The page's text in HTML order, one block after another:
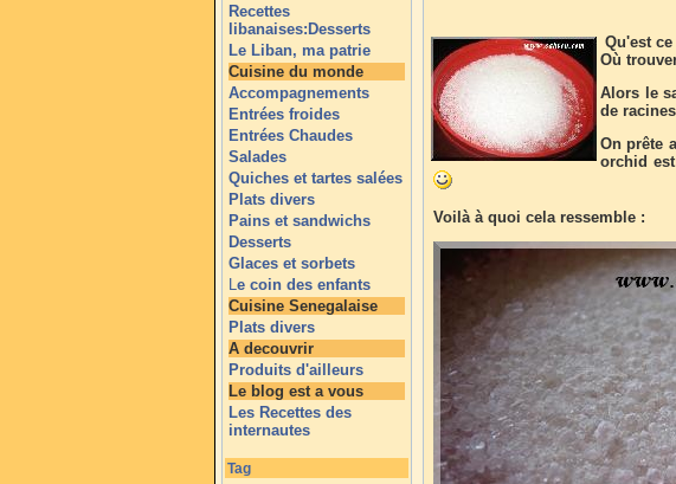
Recettes
libanaises:Desserts
Le Liban, ma patrie
Cuisine du monde
Accompagnements
Entrées froides
Entrées Chaudes
Salades
Quiches et tartes salées
Plats divers
Pains et sandwichs
Desserts
Glaces et sorbets
Le coin des enfants
Cuisine Senegalaise
Plats divers
A decouvrir
Produits d'ailleurs
Le blog est a vous
Les Recettes des
internautes
Tag
Qu'est
Où
Alors le
de
On prête
orchid
Voilà à quoi cela ressemble :